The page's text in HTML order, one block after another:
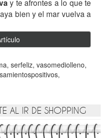
y te afrontes a lo que te
bien y el mar vuelva a
serfeliz, vasomediolleno,
AL IR DE SHOPPING